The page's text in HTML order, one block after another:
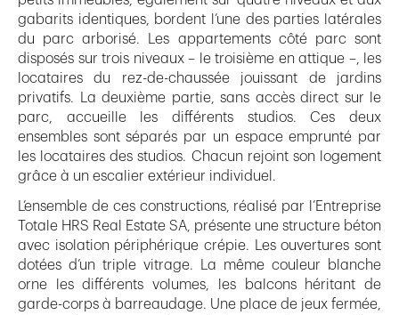
gabarits identiques, bordent l’une des parties latérales
du parc arborisé. Les appartements côté parc sont
disposés sur trois niveaux – le troisième en attique –, les
locataires du rez-de-chaussée jouissant de jardins
privatifs. La deuxième partie, sans accès direct sur le
parc, accueille les différents studios. Ces deux
ensembles sont séparés par un espace emprunté par
les locataires des studios. Chacun rejoint son logement
grâce à un escalier extérieur individuel.
L’ensemble de ces constructions, réalisé par l’Entreprise
Totale HRS Real Estate SA, présente une structure béton
avec isolation périphérique crépie. Les ouvertures sont
dotées d’un triple vitrage. La même couleur blanche
orne les différents volumes, les balcons héritant de
garde-corps à barreaudage. Une place de jeux fermée,